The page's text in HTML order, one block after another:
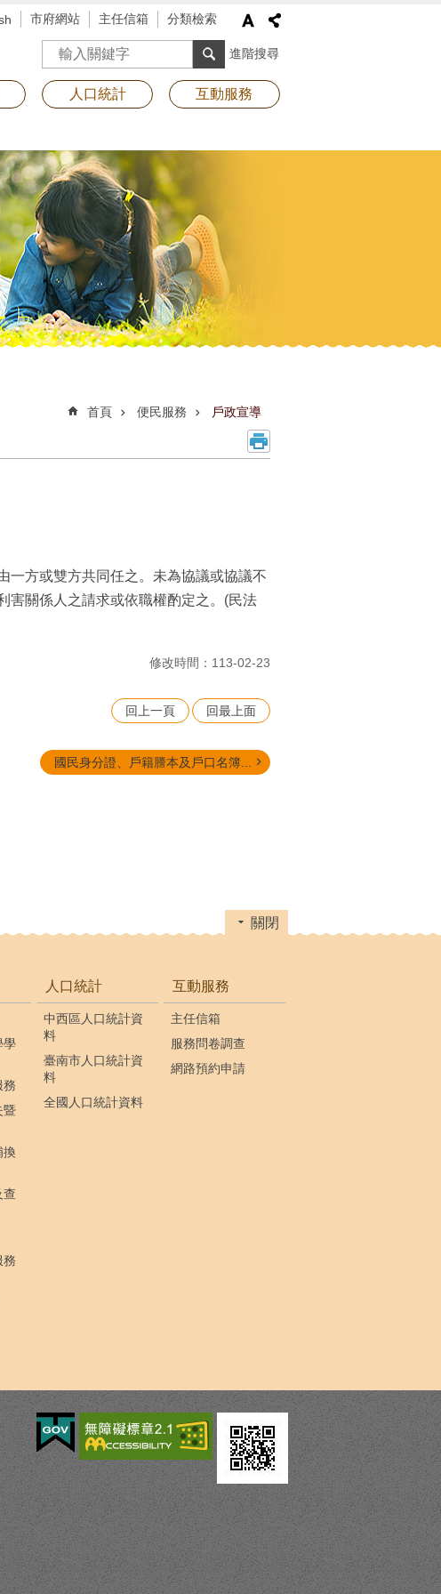
市府網站 主任信箱 分類檢索
搜尋 進階搜尋
人口統計 互動服務
首頁 便民服務 戶政宣導
一方或雙方共同任之。未為協議或協議不
害關係人之請求或依職權酌定之。(民法
修改時間：113-02-23
回上一頁 回最上面
國民身分證、戶籍謄本及戶口名簿...
關閉
學
務
暨
換
查
務
人口統計
中西區人口統計資
料
臺南市人口統計資
料
全國人口統計資料
互動服務
主任信箱
服務問卷調查
網路預約申請